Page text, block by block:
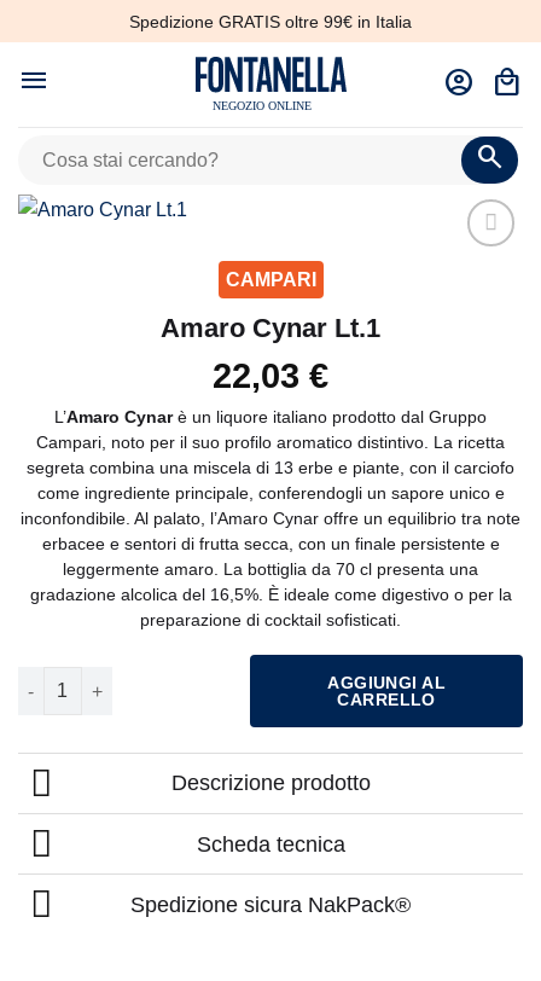
ai
contenuti
Spedizione GRATIS oltre 99€ in Italia
CAMPARI
Amaro Cynar Lt.1
22,03 €
L’Amaro Cynarè un liquore italiano prodotto dal Gruppo
Campari, noto per il suo profilo aromatico distintivo. La ricetta
segreta combina una miscela di 13 erbe e piante, con il carciofo
come ingrediente principale, conferendogli un sapore unico e
inconfondibile. Al palato, l’Amaro Cynar offre un equilibrio tra note
erbacee e sentori di frutta secca, con un finale persistente e
leggermente amaro. La bottiglia da 70 cl presenta una
gradazione alcolica del 16,5%. È ideale come digestivo o per la
preparazione di cocktail sofisticati.
AGGIUNGI AL
CARRELLO
Descrizione prodotto
Scheda tecnica
Spedizione sicura NakPack®